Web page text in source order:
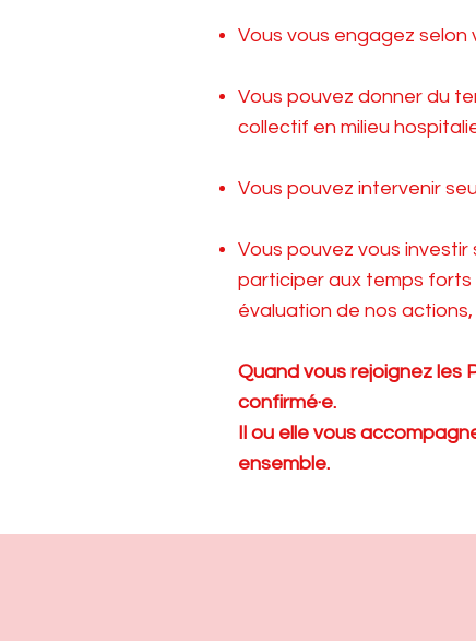
Vous vous engagez
Vous pouvez donner du
collectif en milieu
Vous pouvez intervenir
Vous pouvez vous
participer aux temps forts
évaluation de nos
Quand vous rejoignez les
confirmé·e.
Il ou elle vous
ensemble.